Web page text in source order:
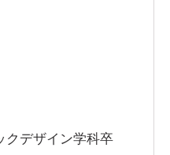
クデザイン学科卒